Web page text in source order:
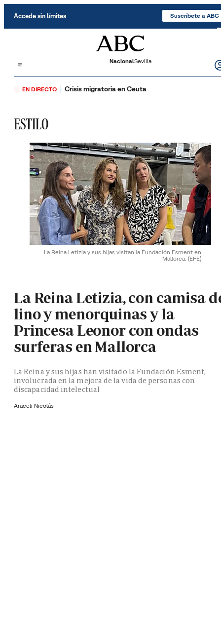
Accede sin límites Suscríbete a ABC
NacionalSevilla
EN DIRECTO Crisis migratoria en Ceuta
ESTILO
La Reina Letizia y sus hijas visitan la Fundación Esment en
Mallorca. (EFE)
La Reina Letizia, con camisa
lino y menorquinas y la
Princesa Leonor con ondas
surferas en Mallorca
La Reina y sus hijas han visitado la Fundación Esment,
involucrada en la mejora de la vida de personas con
discapacidad intelectual
Araceli Nicolás